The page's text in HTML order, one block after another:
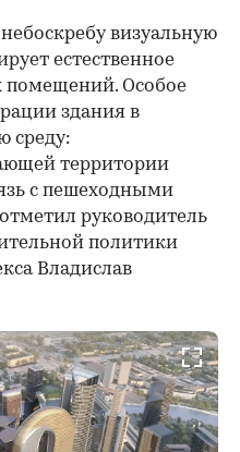
визуальную
естественное
помещений. Особое
здания в
среду:
территории
с пешеходными
руководитель
политики
Владислав